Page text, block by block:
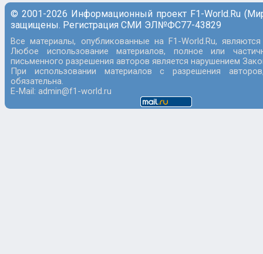
© 2001-2026 Информационный проект F1-World.Ru
защищены. Регистрация СМИ ЭЛ№ФС77-43829
Все материалы, опубликованные на F1-World.Ru,
Любое использование материалов, полное или
письменного разрешения авторов является нарушением
При использовании материалов с разрешения
обязательна.
E-Mail: admin@f1-world.ru